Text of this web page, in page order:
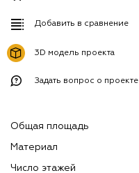
Добавить в сравнение
3D модель проекта
Задать вопрос о проекте
Общая площадь
Материал
Число этажей